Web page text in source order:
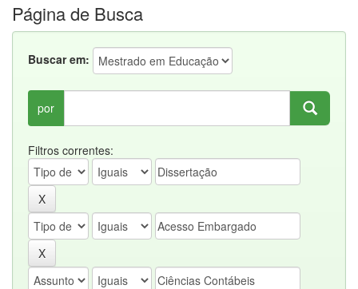
Página de Busca
Buscar em:
por
Filtros correntes: